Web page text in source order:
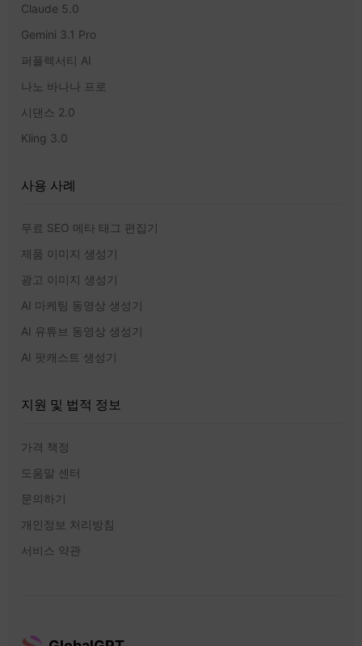
Claude 5.0
Gemini 3.1 Pro
퍼플렉서티 AI
나노 바나나 프로
시댄스 2.0
Kling 3.0
사용 사례
무료 SEO 메타 태그 편집기
제품 이미지 생성기
광고 이미지 생성기
AI 마케팅 동영상 생성기
AI 유튜브 동영상 생성기
AI 팟캐스트 생성기
지원 및 법적 정보
가격 책정
도움말 센터
문의하기
개인정보 처리방침
서비스 약관